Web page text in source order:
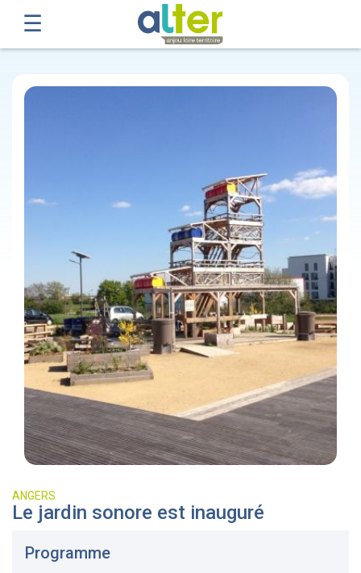
ANGERS
Le jardin sonore est inauguré
Programme